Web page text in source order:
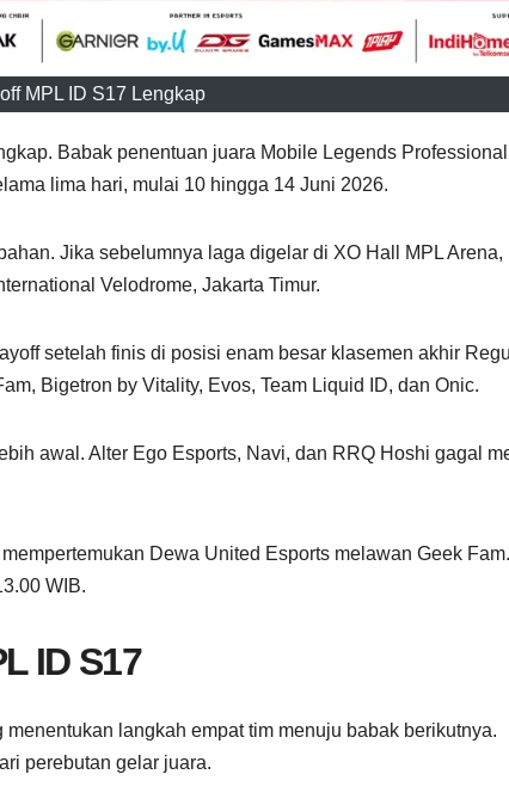
MPL ID S17 Lengkap
Babak penentuan juara Mobile Legends Professional
lima hari, mulai 10 hingga 14 Juni 2026.
Jika sebelumnya laga digelar di XO Hall MPL Arena,
Velodrome, Jakarta Timur.
setelah finis di posisi enam besar klasemen akhir
Bigetron by Vitality, Evos, Team Liquid ID, dan Onic.
awal. Alter Ego Esports, Navi, dan RRQ Hoshi gagal
Dewa United Esports melawan Geek Fam.
WIB.
ID S17
langkah empat tim menuju babak berikutnya.
perebutan gelar juara.